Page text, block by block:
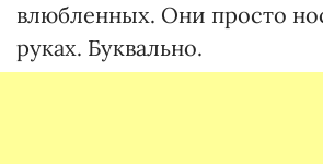
влюбленных. Они просто
руках. Буквально.